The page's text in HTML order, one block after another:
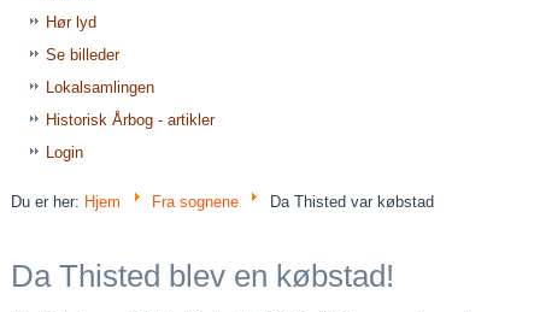
Hør lyd
Se billeder
Lokalsamlingen
Historisk Årbog - artikler
Login
Du er her: Hjem Fra sognene Da Thisted var købstad
Da Thisted blev en købstad!